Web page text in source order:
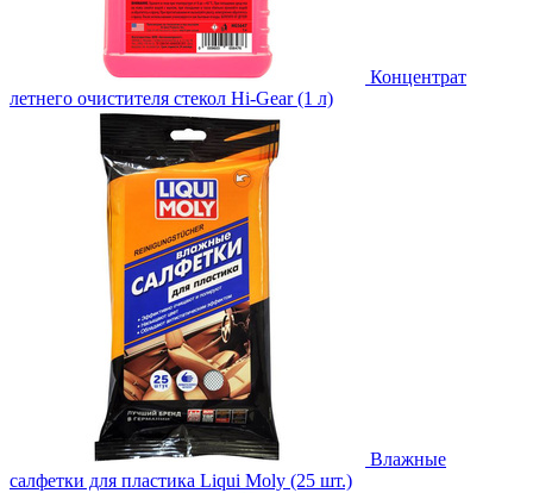
Концентрат
летнего очистителя стекол Hi-Gear (1 л)
Влажные
салфетки для пластика Liqui Moly (25 шт.)